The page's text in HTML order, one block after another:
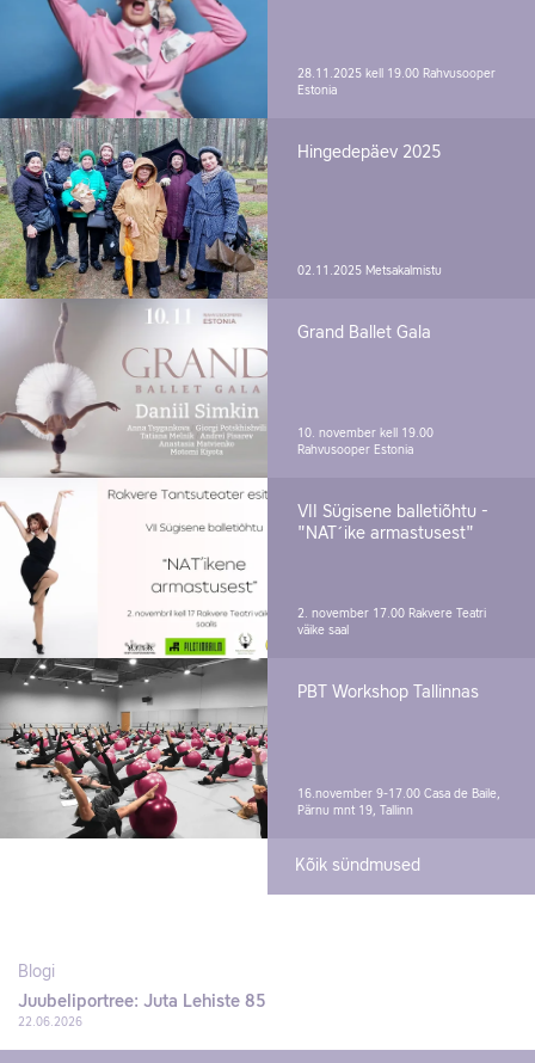
28.11.2025 kell 19.00 Rahvusooper
Estonia
Hingedepäev 2025
02.11.2025 Metsakalmistu
Grand Ballet Gala
10. november kell 19.00
Rahvusooper Estonia
VII Sügisene balletiõhtu -
"NAT´ike armastusest"
2. november 17.00 Rakvere Teatri
väike saal
PBT Workshop Tallinnas
16.november 9-17.00 Casa de Baile,
Pärnu mnt 19, Tallinn
Kõik sündmused
Blogi
Juubeliportree: Juta Lehiste 85
22.06.2026